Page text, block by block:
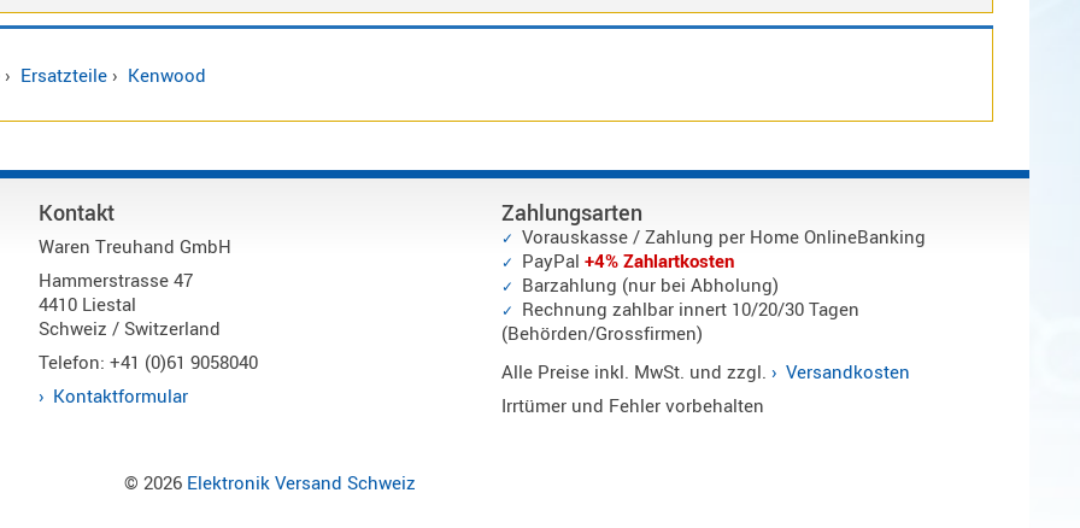
› Ersatzteile › Kenwood
Kontakt
Waren Treuhand GmbH
Hammerstrasse 47
4410 Liestal
Schweiz / Switzerland
Telefon: +41 (0)61 9058040
Kontaktformular
Zahlungsarten
Vorauskasse / Zahlung per Home OnlineBanking
PayPal +4% Zahlartkosten
Barzahlung (nur bei Abholung)
Rechnung zahlbar innert 10/20/30 Tagen
(Behörden/Grossfirmen)
Alle Preise inkl. MwSt. und zzgl.
Versandkosten
Irrtümer und Fehler vorbehalten
© 2026 Elektronik Versand Schweiz